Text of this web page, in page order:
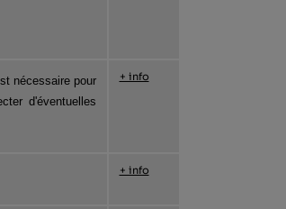
nécessaire pour
d'éventuelles
+ info
+ info